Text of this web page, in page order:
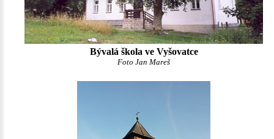
Bývalá škola ve Vyšovatce
Foto Jan Mareš